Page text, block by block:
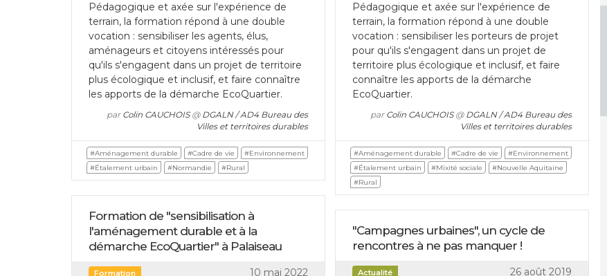
Pédagogique et axée sur l'expérience de
terrain, la formation répond à une double
vocation : sensibiliser les agents, élus,
aménageurs et citoyens intéressés pour
qu'ils s'engagent dans un projet de territoire
plus écologique et inclusif, et faire connaître
les apports de la démarche EcoQuartier.
parColin CAUCHOIS @DGALN / AD4 Bureau des
Villes et territoires durables
#Aménagement durable #Cadre de vie
#Environnement
#Étalement urbain
#Normandie #Rural
Pédagogique et axée sur l'expérience de
terrain, la formation répond à une double
vocation : sensibiliser les porteurs de projet
pour qu'ils s'engagent dans un projet de
territoire plus écologique et inclusif, et faire
connaître les apports de la démarche
EcoQuartier.
parColin CAUCHOIS @DGALN / AD4 Bureau des
Villes et territoires durables
#Aménagement durable #Cadre de vie
#Environnement
#Étalement urbain
#Mixité sociale
#Nouvelle Aquitaine
#Rural
Formation de "sensibilisation à
l'aménagement durable et à la
démarche EcoQuartier" à Palaiseau
Formation 10 mai 2022
"Campagnes urbaines", un cycle de
rencontres à ne pas manquer !
Actualité 26 août 2019